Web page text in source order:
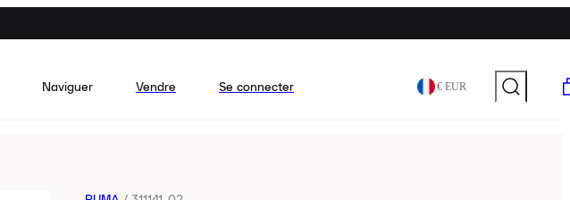
Naviguer Vendre Se connecter € EUR